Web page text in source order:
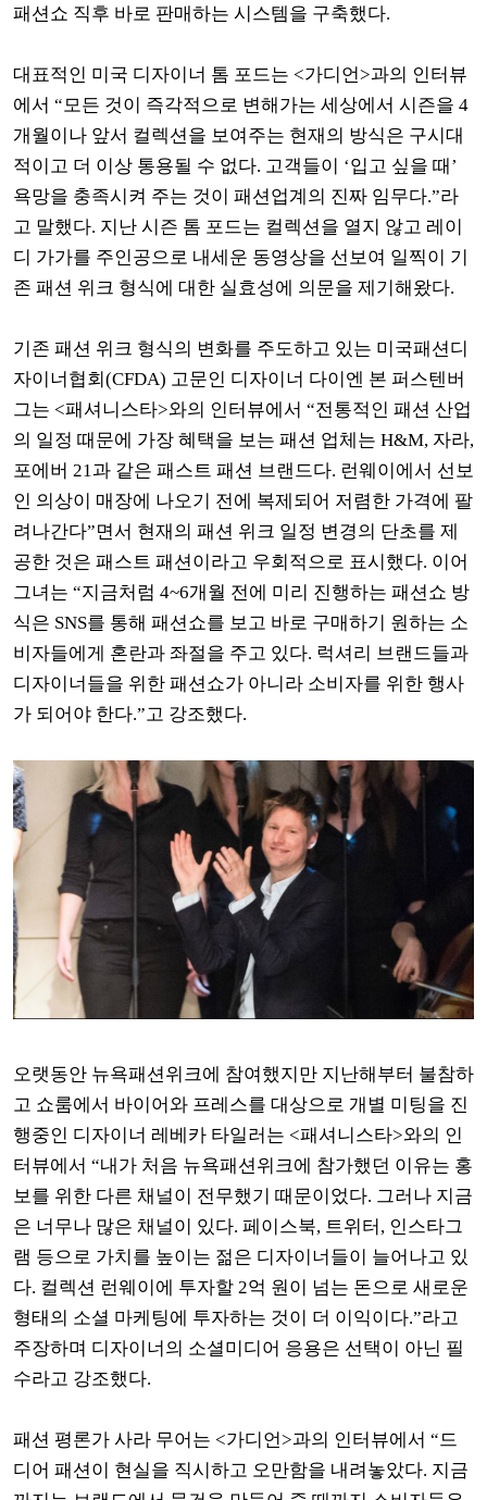
패션쇼 직후 바로 판매하는 시스템을 구축했다.
대표적인 미국 디자이너 톰 포드는 <가디언>과의 인터뷰
에서 “모든 것이 즉각적으로 변해가는 세상에서 시즌을 4
개월이나 앞서 컬렉션을 보여주는 현재의 방식은 구시대
적이고 더 이상 통용될 수 없다. 고객들이 ‘입고 싶을 때 ’
욕망을 충족시켜 주는 것이 패션업계의 진짜 임무다.”라
고 말했다. 지난 시즌 톰 포드는 컬렉션을 열지 않고 레이
디 가가를 주인공으로 내세운 동영상을 선보여 일찍이 기
존 패션 위크 형식에 대한 실효성에 의문을 제기해왔다.
기존 패션 위크 형식의 변화를 주도하고 있는 미국패션디
자이너협회 (CFDA) 고문인 디자이너 다이엔 본 퍼스텐버
그는 <패셔니스타>와의 인터뷰에서 “전통적인 패션 산업
의 일정 때문에 가장 혜택을 보는 패션 업체는 H&M, 자라,
포에버 21과 같은 패스트 패션 브랜드다. 런웨이에서 선보
인 의상이 매장에 나오기 전에 복제되어 저렴한 가격에 팔
려나간다”면서 현재의 패션 위크 일정 변경의 단초를 제
공한 것은 패스트 패션이라고 우회적으로 표시했다. 이어
그녀는 “지금처럼 4~6개월 전에 미리 진행하는 패션쇼 방
식은 SNS를 통해 패션쇼를 보고 바로 구매하기 원하는 소
비자들에게 혼란과 좌절을 주고 있다. 럭셔리 브랜드들과
디자이너들을 위한 패션쇼가 아니라 소비자를 위한 행사
가 되어야 한다.”고 강조했다.
오랫동안 뉴욕패션위크에 참여했지만 지난해부터 불참하
고 쇼룸에서 바이어와 프레스를 대상으로 개별 미팅을 진
행중인 디자이너 레베카 타일러는 <패셔니스타>와의 인
터뷰에서 “내가 처음 뉴욕패션위크에 참가했던 이유는 홍
보를 위한 다른 채널이 전무했기 때문이었다. 그러나 지금
은 너무나 많은 채널이 있다. 페이스북, 트위터 , 인스타그
램 등으로 가치를 높이는 젊은 디자이너들이 늘어나고 있
다. 컬렉션 런웨이에 투자할 2억 원이 넘는 돈으로 새로운
형태의 소셜 마케팅에 투자하는 것이 더 이익이다.”라고
주장하며 디자이너의 소셜미디어 응용은 선택이 아닌 필
수라고 강조했다.
패션 평론가 사라 무어는 <가디언>과의 인터뷰에서 “드
디어 패션이 현실을 직시하고 오만함을 내려놓았다. 지금